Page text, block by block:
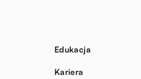
Edukacja
Kariera